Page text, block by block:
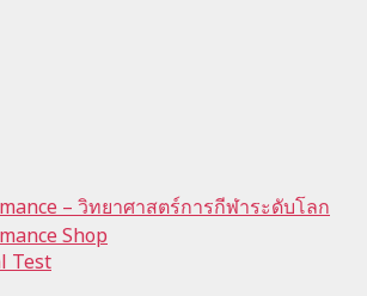
– วิทยาศาสตร์การกีฬาระดับโลก
Shop
Test